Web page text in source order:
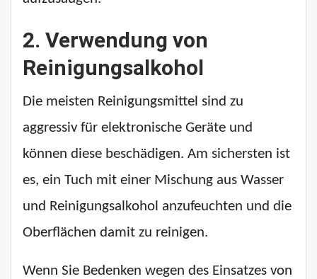
2. Verwendung von
Reinigungsalkohol
Die meisten Reinigungsmittel sind zu
aggressiv für elektronische Geräte und
können diese beschädigen. Am sichersten ist
es, ein Tuch mit einer Mischung aus Wasser
und Reinigungsalkohol anzufeuchten und die
Oberflächen damit zu reinigen.
Wenn Sie Bedenken wegen des Einsatzes von